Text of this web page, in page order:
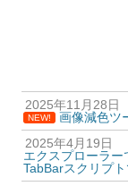
2025年11月28日
NEW!
画像減色ツ
2025年4月19日
エクスプローラ
TabBarスクリプ